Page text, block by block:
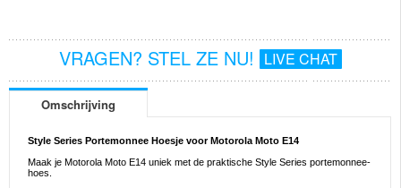
VRAGEN? STEL ZE NU! LIVE CHAT
Omschrijving
Style Series Portemonnee Hoesje voor Motorola Moto E14
Maak je Motorola Moto E14 uniek met de praktische Style Series portemonnee-
hoes.